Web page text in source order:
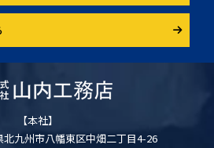
【本社】
北九州市八幡東区中畑二丁目4-26